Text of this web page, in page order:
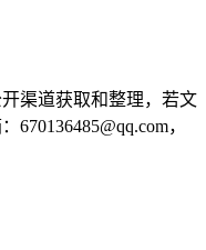
渠道获取和整理，若文
，